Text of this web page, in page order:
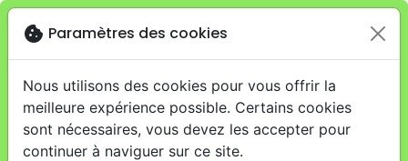
Je veux retirer ma commande au 11 rue de Rive,
Genèveclose
warningCette boutique en ligne est limitée au retrait en
magasin.
Pour les livraisons à domicile, veuillez passer vos
commandes sur la boutique La Maison de la Bible
cookie Paramètres des cookies
Nous utilisons des cookies pour vous offrir la
meilleure expérience possible. Certains cookies
sont nécessaires, vous devez les accepter pour
continuer à naviguer sur ce site.